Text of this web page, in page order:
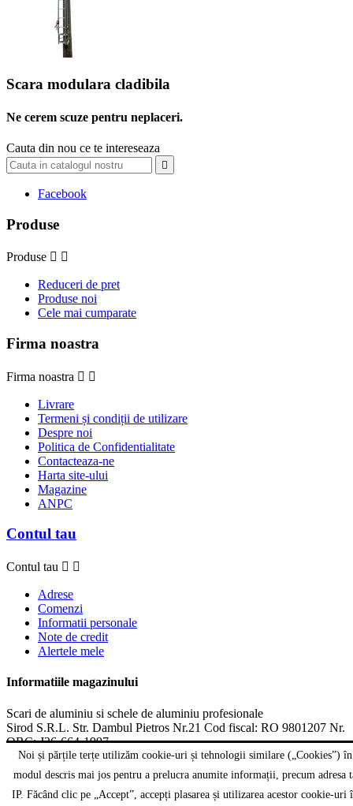
Noi și părțile terțe utilizăm cookie-uri și tehnologii similare („Cookies”) în
modul descris mai jos pentru a prelucra anumite informații, precum adresa
IP. Făcând clic pe „Accept”, accepți plasarea și utilizarea acestor cookie-uri
Scara modulara cladibila
Ne cerem scuze pentru neplaceri.
Cauta din nou ce te intereseaza

Facebook
Produse
Produse  
Reduceri de pret
Produse noi
Cele mai cumparate
Firma noastra
Firma noastra  
Livrare
Termeni și condiții de utilizare
Despre noi
Politica de Confidentialitate
Contacteaza-ne
Harta site-ului
Magazine
ANPC
Contul tau
Contul tau  
Adrese
Comenzi
Informatii personale
Note de credit
Alertele mele
Informatiile magazinului
Scari de aluminiu si schele de aluminiu profesionale
Sirod S.R.L. Str. Dambul Pietros Nr.21 Cod fiscal: RO 9801207 Nr.
ORC: J26-664-1997
Targu Mures
România
0265-262.058, 0721-471.160
Fax:0265-262.058